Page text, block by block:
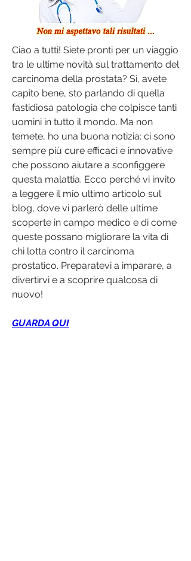
Ciao a tutti! Siete pronti per un viaggio
tra le ultime novità sul trattamento del
carcinoma della prostata? Sì, avete
capito bene, sto parlando di quella
fastidiosa patologia che colpisce tanti
uomini in tutto il mondo. Ma non
temete, ho una buona notizia: ci sono
sempre più cure efficaci e innovative
che possono aiutare a sconfiggere
questa malattia. Ecco perché vi invito
a leggere il mio ultimo articolo sul
blog, dove vi parlerò delle ultime
scoperte in campo medico e di come
queste possano migliorare la vita di
chi lotta contro il carcinoma
prostatico. Preparatevi a imparare, a
divertirvi e a scoprire qualcosa di
nuovo!
GUARDA QUI